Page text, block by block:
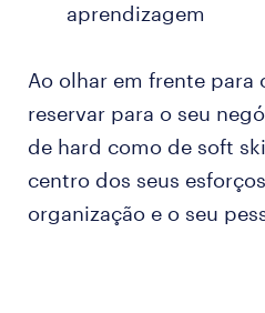
aprendizagem
Ao olhar em frente
reservar para o seu
de hard como de soft
centro dos seus
organização e o seu